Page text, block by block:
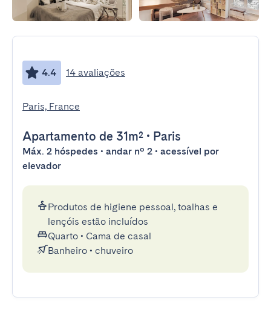
4.4 14 avaliações
Paris, France
Apartamento de 31m² • Paris
Máx. 2 hóspedes • andar nº 2 • acessível por
elevador
Produtos de higiene pessoal, toalhas e
lençóis estão incluídos
Quarto • Cama de casal
Banheiro • chuveiro